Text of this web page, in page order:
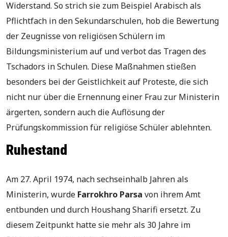
Widerstand. So strich sie zum Beispiel Arabisch als
Pflichtfach in den Sekundarschulen, hob die Bewertung
der Zeugnisse von religiösen Schülern im
Bildungsministerium auf und verbot das Tragen des
Tschadors in Schulen. Diese Maßnahmen stießen
besonders bei der Geistlichkeit auf Proteste, die sich
nicht nur über die Ernennung einer Frau zur Ministerin
ärgerten, sondern auch die Auflösung der
Prüfungskommission für religiöse Schüler ablehnten.
Ruhestand
Am 27. April 1974, nach sechseinhalb Jahren als
Ministerin, wurde Farrokhro Parsa von ihrem Amt
entbunden und durch Houshang Sharifi ersetzt. Zu
diesem Zeitpunkt hatte sie mehr als 30 Jahre im